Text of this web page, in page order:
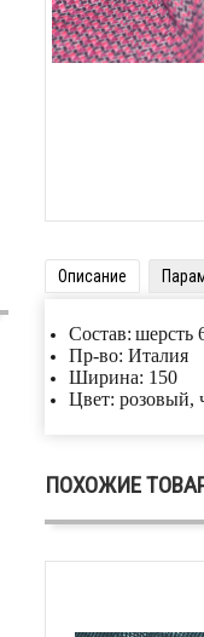
Описание
Состав: шерсть
Пр-во: Италия
Ширина: 150
Цвет: розовый,
ПОХОЖИЕ